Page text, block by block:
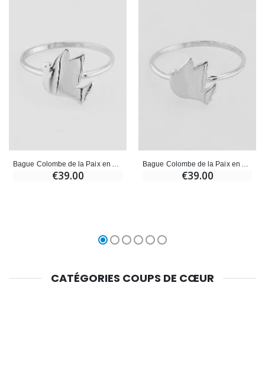
€39.00 €39.00
CATÉGORIES COUPS DE CŒUR